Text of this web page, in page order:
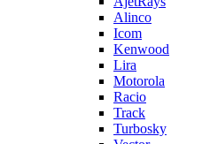
Alinco
Icom
Kenwood
Lira
Motorola
Racio
Track
Turbosky